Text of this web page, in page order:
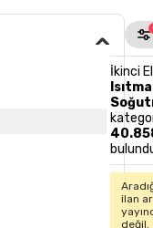
İkinci El
ilan
değil.